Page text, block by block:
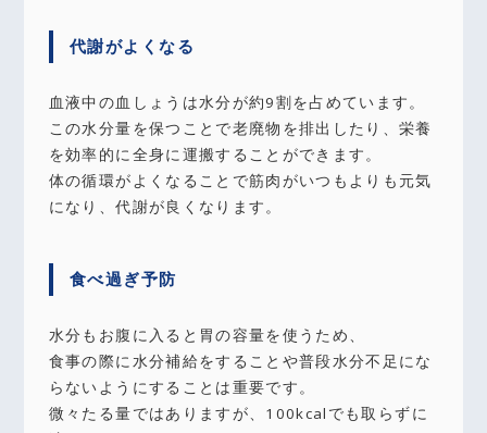
代謝がよくなる
血液中の血しょうは水分が約9割を占めています。
この水分量を保つことで老廃物を排出したり、栄養
を効率的に全身に運搬することができます。
体の循環がよくなることで筋肉がいつもよりも元気
になり、代謝が良くなります。
食べ過ぎ予防
水分もお腹に入ると胃の容量を使うため、
食事の際に水分補給をすることや普段水分不足にな
らないようにすることは重要です。
微々たる量ではありますが、100kcalでも取らずに